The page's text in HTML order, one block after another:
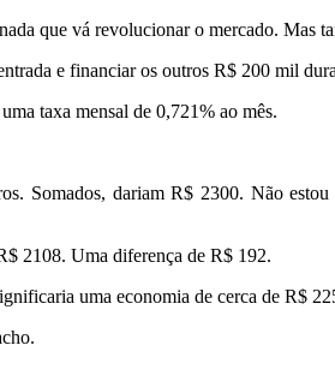
que vá revolucionar o mercado. Mas
e financiar os outros R$ 200 mil
taxa mensal de 0,721% ao mês.
Somados, dariam R$ 2300. Não
2108. Uma diferença de R$ 192.
uma economia de cerca de R$